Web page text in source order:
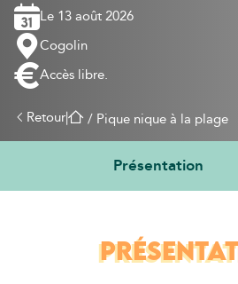
Le 13 août 2026
Cogolin
Accès libre.
Retour| / Pique nique à la plage
Présentation